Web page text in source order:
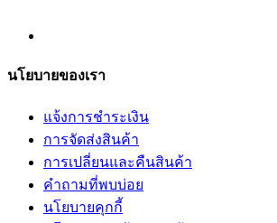
นโยบายของเรา
แจ้งการชำระเงิน
การจัดส่งสินค้า
การเปลี่ยนและคืนสินค้า
คำถามที่พบบ่อย
นโยบายคุกกี้